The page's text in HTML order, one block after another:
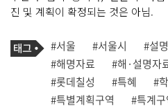
진 및 계획이 확정되는 것은 아님.
기
사
관
련
태
그
태
그
#서울 #서울시 #설명
#해명자료
#해·설명자
#롯데칠성
#특혜 #
#특별계획구역
#특계구